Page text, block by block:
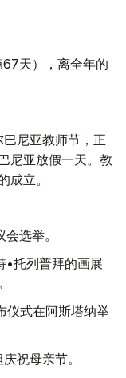
天），离全年的
尼亚教师节，正
尼亚放假一天。教
成立。
选举。
•托列普拜的画展
仪式在阿斯塔纳举
祝母亲节。